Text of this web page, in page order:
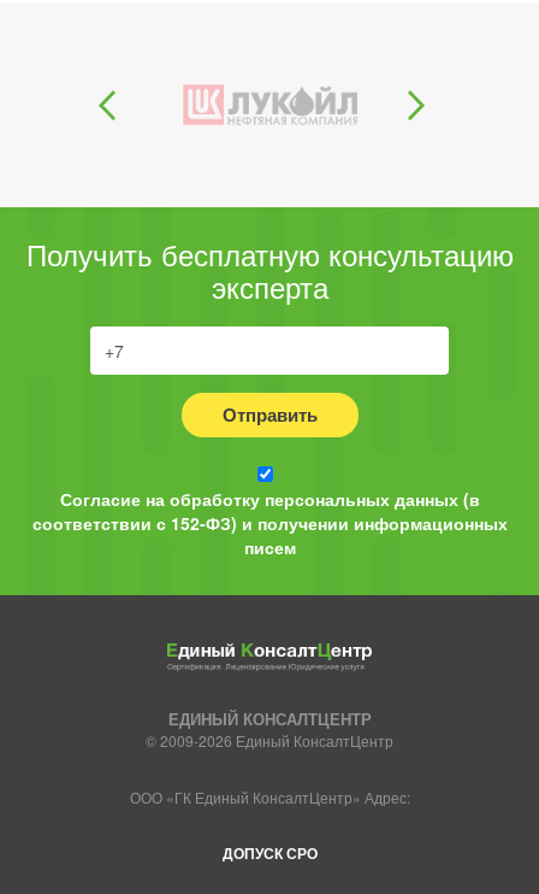
Получить бесплатную консультацию
эксперта
Отправить
Согласие на обработку персональных данных (в
соответствии с 152-ФЗ) и получении информационных
писем
ЕДИНЫЙ КОНСАЛТЦЕНТР
© 2009-2026 Единый КонсалтЦентр
ООО «ГК Единый КонсалтЦентр» Адрес:
ДОПУСК СРО